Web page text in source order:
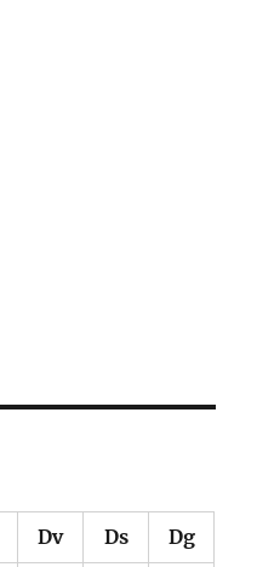
Dv Ds Dg